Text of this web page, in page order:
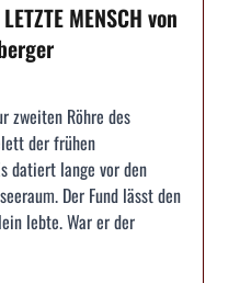
MENSCH von
zweiten Röhre des
der frühen
datiert lange vor den
Der Fund lässt den
lebte. War er der